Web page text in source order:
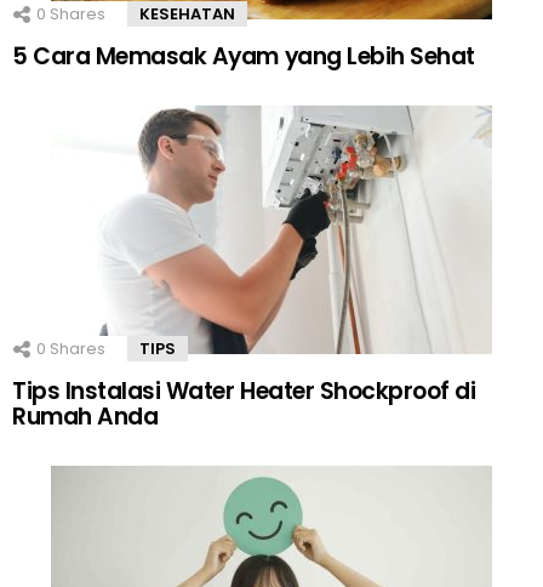
0 Shares KESEHATAN
5 Cara Memasak Ayam yang Lebih Sehat
0 Shares TIPS
Tips Instalasi Water Heater Shockproof di
Rumah Anda